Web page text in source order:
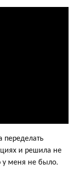
переделать
и решила не
у меня не было.